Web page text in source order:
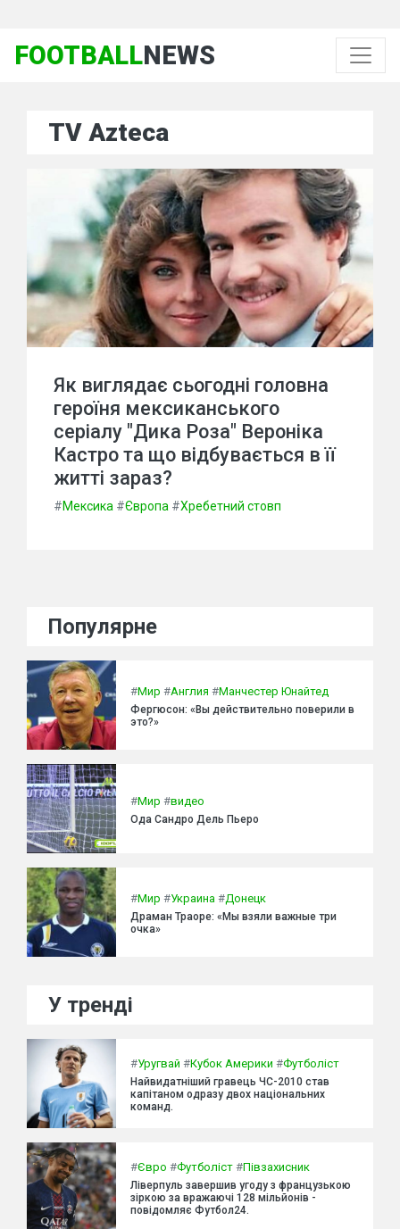
FOOTBALLNEWS
TV Azteca
Як виглядає сьогодні головна
героїня мексиканського
серіалу "Дика Роза" Вероніка
Кастро та що відбувається в її
житті зараз?
#Мексика #Європа #Хребетний стовп
Популярне
#Мир #Англия #Манчестер Юнайтед
Фергюсон: «Вы действительно поверили в
это?»
#Мир #видео
Ода Сандро Дель Пьеро
#Мир #Украина #Донецк
Драман Траоре: «Мы взяли важные три
очка»
У тренді
#Уругвай #Кубок Америки #Футболіст
Найвидатніший гравець ЧС-2010 став
капітаном одразу двох національних
команд.
#Євро #Футболіст #Півзахисник
Ліверпуль завершив угоду з французькою
зіркою за вражаючі 128 мільйонів -
повідомляє Футбол24.